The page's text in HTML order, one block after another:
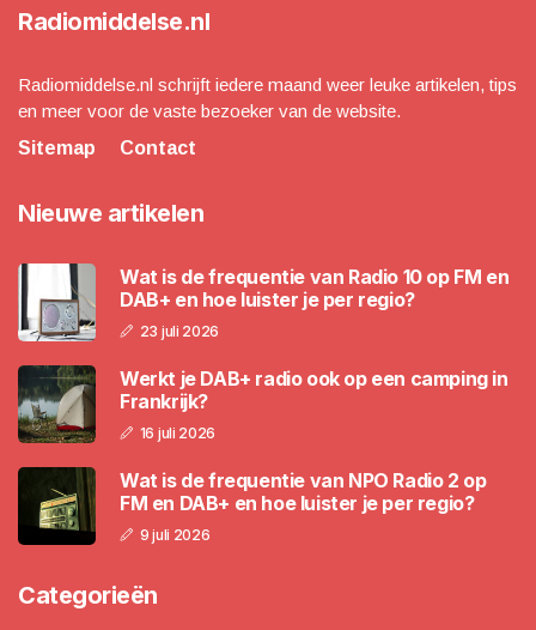
Radiomiddelse.nl
Radiomiddelse.nl schrijft iedere maand weer leuke artikelen, tips
en meer voor de vaste bezoeker van de website.
Sitemap
Contact
Nieuwe artikelen
Wat is de frequentie van Radio 10 op FM en
DAB+ en hoe luister je per regio?
23 juli 2026
Werkt je DAB+ radio ook op een camping in
Frankrijk?
16 juli 2026
Wat is de frequentie van NPO Radio 2 op
FM en DAB+ en hoe luister je per regio?
9 juli 2026
Categorieën